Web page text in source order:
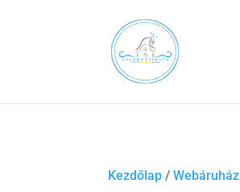
Kezdőlap /Webáruház